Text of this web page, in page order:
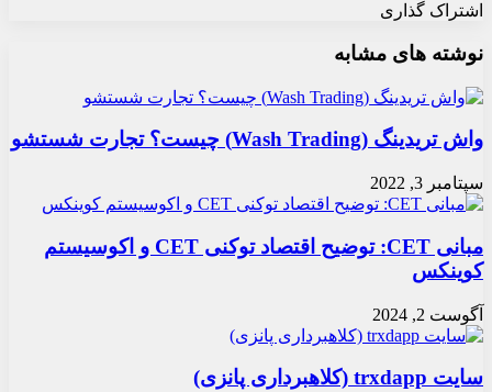
اشتراک گذاری
بوک
آپ
ایمیل
نوشته های مشابه
واش تریدینگ (Wash Trading) چیست؟ تجارت شستشو
سپتامبر 3, 2022
مبانی CET: توضیح اقتصاد توکنی CET و اکوسیستم
کوینکس
آگوست 2, 2024
سایت trxdapp (کلاهبرداری پانزی)